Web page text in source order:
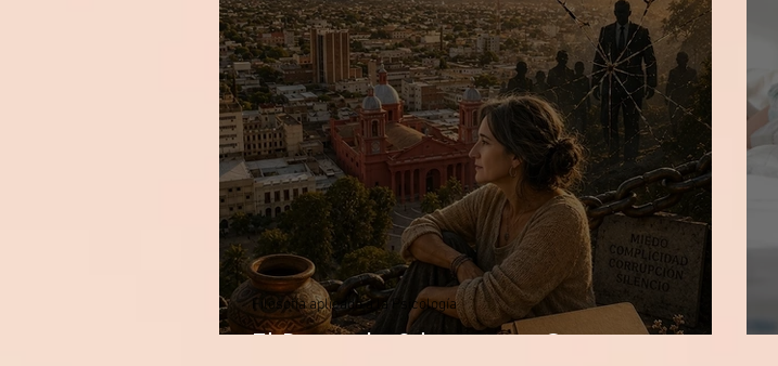
El Pacto de Silencio en Catamarca
Filosofía aplicada a la Psicología